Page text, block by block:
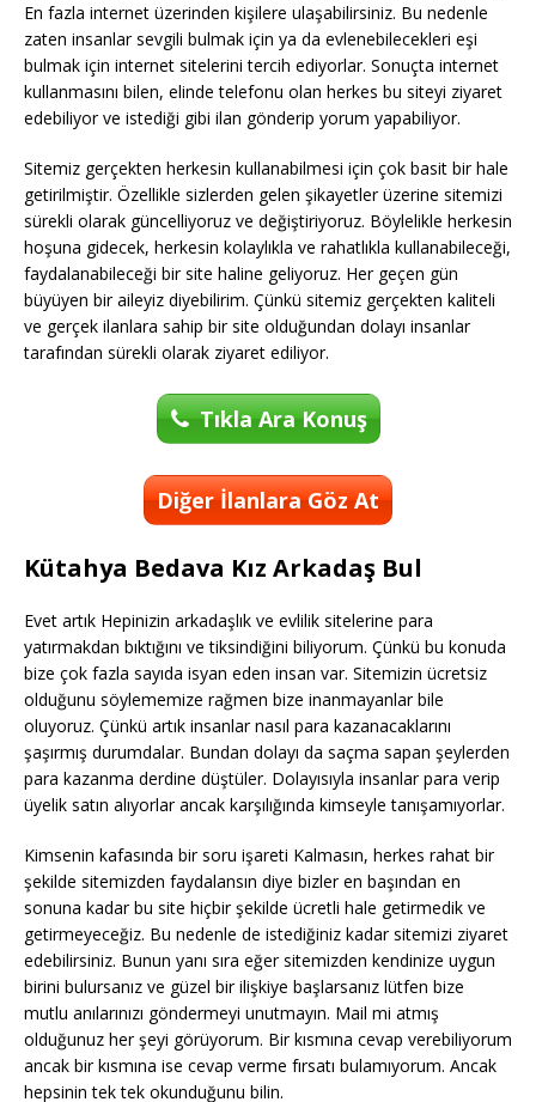
En fazla internet üzerinden kişilere ulaşabilirsiniz. Bu nedenle
zaten insanlar sevgili bulmak için ya da evlenebilecekleri eşi
bulmak için internet sitelerini tercih ediyorlar. Sonuçta internet
kullanmasını bilen, elinde telefonu olan herkes bu siteyi ziyaret
edebiliyor ve istediği gibi ilan gönderip yorum yapabiliyor.
Sitemiz gerçekten herkesin kullanabilmesi için çok basit bir hale
getirilmiştir. Özellikle sizlerden gelen şikayetler üzerine sitemizi
sürekli olarak güncelliyoruz ve değiştiriyoruz. Böylelikle herkesin
hoşuna gidecek, herkesin kolaylıkla ve rahatlıkla kullanabileceği,
faydalanabileceği bir site haline geliyoruz. Her geçen gün
büyüyen bir aileyiz diyebilirim. Çünkü sitemiz gerçekten kaliteli
ve gerçek ilanlara sahip bir site olduğundan dolayı insanlar
tarafından sürekli olarak ziyaret ediliyor.
Tıkla Ara Konuş
Diğer İlanlara Göz At
Kütahya Bedava Kız Arkadaş Bul
Evet artık Hepinizin arkadaşlık ve evlilik sitelerine para
yatırmakdan bıktığını ve tiksindiğini biliyorum. Çünkü bu konuda
bize çok fazla sayıda isyan eden insan var. Sitemizin ücretsiz
olduğunu söylememize rağmen bize inanmayanlar bile
oluyoruz. Çünkü artık insanlar nasıl para kazanacaklarını
şaşırmış durumdalar. Bundan dolayı da saçma sapan şeylerden
para kazanma derdine düştüler. Dolayısıyla insanlar para verip
üyelik satın alıyorlar ancak karşılığında kimseyle tanışamıyorlar.
Kimsenin kafasında bir soru işareti Kalmasın, herkes rahat bir
şekilde sitemizden faydalansın diye bizler en başından en
sonuna kadar bu site hiçbir şekilde ücretli hale getirmedik ve
getirmeyeceğiz. Bu nedenle de istediğiniz kadar sitemizi ziyaret
edebilirsiniz. Bunun yanı sıra eğer sitemizden kendinize uygun
birini bulursanız ve güzel bir ilişkiye başlarsanız lütfen bize
mutlu anılarınızı göndermeyi unutmayın. Mail mi atmış
olduğunuz her şeyi görüyorum. Bir kısmına cevap verebiliyorum
ancak bir kısmına ise cevap verme fırsatı bulamıyorum. Ancak
hepsinin tek tek okunduğunu bilin.